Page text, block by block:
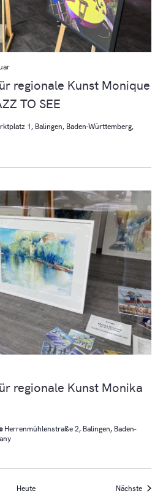
regionale Kunst Monique
TO SEE
1, Balingen, Baden-Württemberg,
regionale Kunst Monika
Herrenmühlenstraße 2, Balingen, Baden-
Heute Nächste